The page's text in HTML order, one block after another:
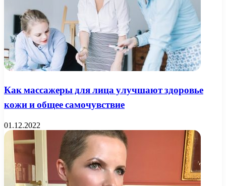
Как массажеры для лица улучшают здоровье
кожи и общее самочувствие
01.12.2022